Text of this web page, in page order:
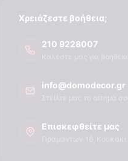
Χρειάζεστε βοήθεια;
210 9228007
info@domodecor.gr
Επισκεφθείτε μας